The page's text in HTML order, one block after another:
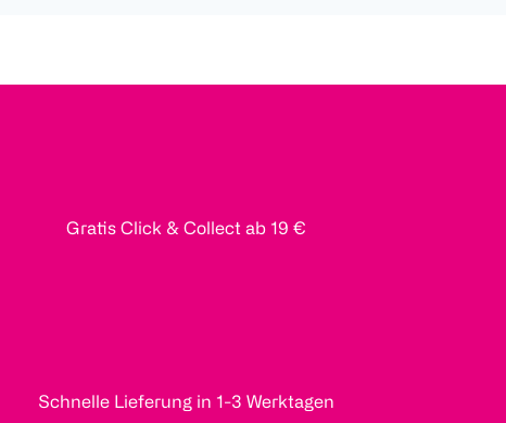
Gratis Click & Collect ab 19 €
Schnelle Lieferung in 1-3 Werktagen